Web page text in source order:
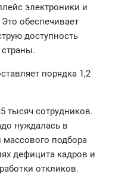
электроники и
обеспечивает
доступность
страны.
порядка 1,2
тысяч сотрудников.
нуждалась в
подбора
дефицита кадров и
откликов.